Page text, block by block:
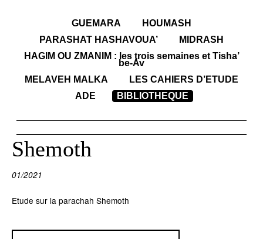
GUEMARA
HOUMASH
PARASHAT HASHAVOUA’
MIDRASH
HAGIM OU ZMANIM : les trois semaines et Tisha’
be-Av
MELAVEH MALKA
LES CAHIERS D’ETUDE
ADE
BIBLIOTHEQUE
Shemoth
01/2021
Etude sur la parachah Shemoth